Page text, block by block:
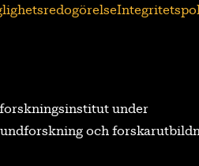
under
och